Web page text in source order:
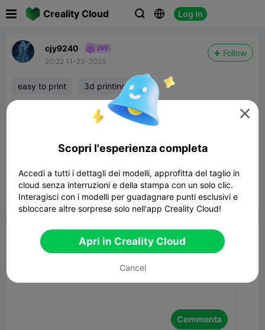
Creality Cloud   Log In
cjy9240
20:22 11-23-2025
Follow
easy to print 3d printing
Easy print wall mount headphone holder with a
headphone holder wall mount with a shelf
407.02KB Modelli Correlati
 Segnala 6 
Commenta
Commenta

Scopri l'esperienza completa
Accedi a tutti i dettagli dei modelli, approfitta del taglio in
cloud senza interruzioni e della stampa con un solo clic.
Interagisci con i modelli per guadagnare punti esclusivi e
sbloccare altre sorprese solo nell'app Creality Cloud!
Apri in Creality Cloud
Cancel